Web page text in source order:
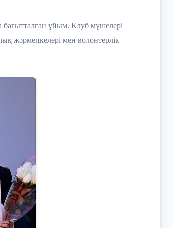
бағытталған ұйым. Клуб мүшелері
жәрмеңкелері мен волонтерлік